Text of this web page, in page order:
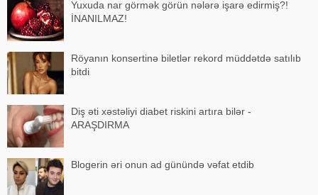
Yuxuda nar görmək görün nələrə işarə edirmiş?!
İNANILMAZ!
Röyanın konsertinə biletlər rekord müddətdə satılıb
bitdi
Diş əti xəstəliyi diabet riskini artıra bilər -
ARAŞDIRMA
Blogerin əri onun ad günündə vəfat etdib